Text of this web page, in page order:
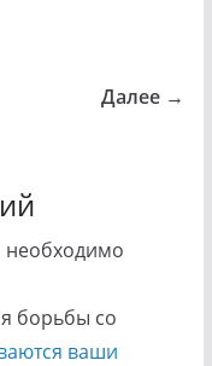
Далее →
необходимо
борьбы со
ваши